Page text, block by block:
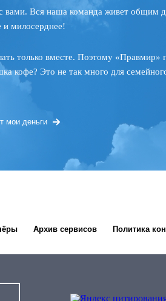
вами. Вся наша команда живет общим
и милосерднее!
только вместе. Поэтому «Правмир»
кофе? Это не так много для
мои деньги
Архив сервисов Политика